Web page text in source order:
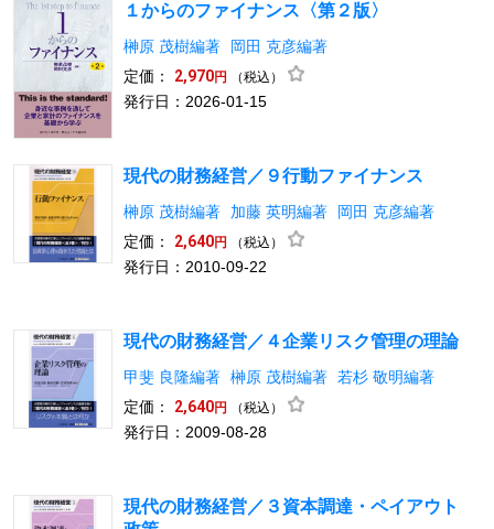
１からのファイナンス〈第２版〉
榊原 茂樹編著
岡田 克彦編著
定価：
2,970円 （税込）
発行日：2026-01-15
現代の財務経営／９行動ファイナンス
榊原 茂樹編著 加藤 英明編著
岡田 克彦編著
定価：
2,640円 （税込）
発行日：2010-09-22
現代の財務経営／４企業リスク管理の理論
甲斐 良隆編著 榊原 茂樹編著 若杉 敬明編著
定価：
2,640円 （税込）
発行日：2009-08-28
現代の財務経営／３資本調達・ペイアウト